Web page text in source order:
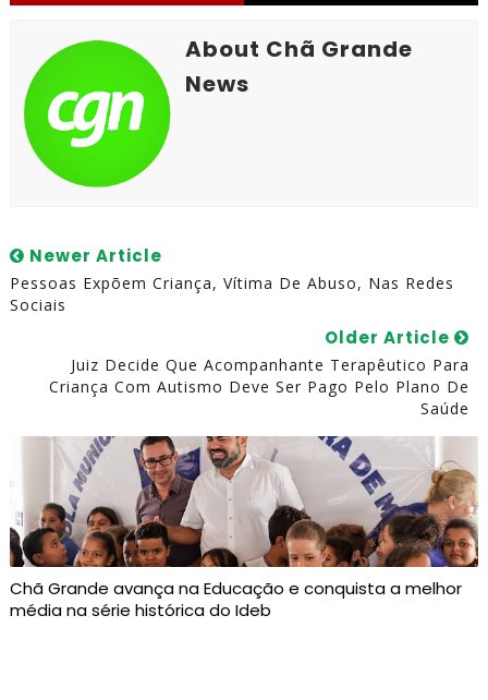
About Chã Grande
News
Newer Article
Pessoas Expõem Criança, Vítima De Abuso, Nas Redes
Sociais
Older Article
Juiz Decide Que Acompanhante Terapêutico Para
Criança Com Autismo Deve Ser Pago Pelo Plano De
Saúde
Chã Grande avança na Educação e conquista a melhor
média na série histórica do Ideb